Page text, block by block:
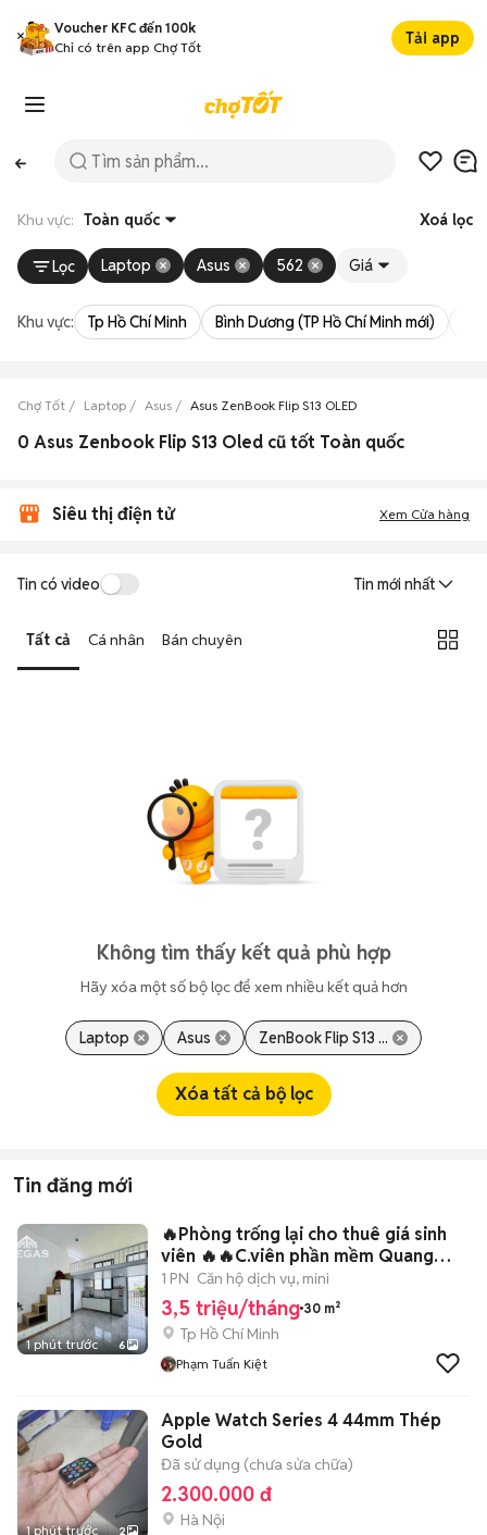
Voucher KFC đến 100k
Chỉ có trên app Chợ Tốt
Tải app
Khu vực: Toàn quốc Xoá lọc
Lọc Laptop Asus 562 Giá
Khu vực: Tp Hồ Chí Minh Bình Dương (TP Hồ Chí Minh mới)
Chợ Tốt Laptop Asus Asus ZenBook Flip S13 OLED
0 Asus Zenbook Flip S13 Oled cũ tốt Toàn quốc
Siêu thị điện tử Xem Cửa hàng
Tin có video Tin mới nhất
Tất cả Cá nhân Bán chuyên
Không tìm thấy kết quả phù hợp
Hãy xóa một số bộ lọc để xem nhiều kết quả hơn
Laptop Asus ZenBook Flip S13 ...
Xóa tất cả bộ lọc
Tin đăng mới
1 phút trước 6
🔥Phòng trống lại cho thuê giá sinh
viên 🔥🔥C.viên phần mềm Quang
Trung🔥
1 PN Căn hộ dịch vụ, mini
3,5 triệu/tháng 30 m²
Tp Hồ Chí Minh
Phạm Tuấn Kiệt
1 phút trước 2
Apple Watch Series 4 44mm Thép
Gold
Đã sử dụng (chưa sửa chữa)
2.300.000 đ
Hà Nội